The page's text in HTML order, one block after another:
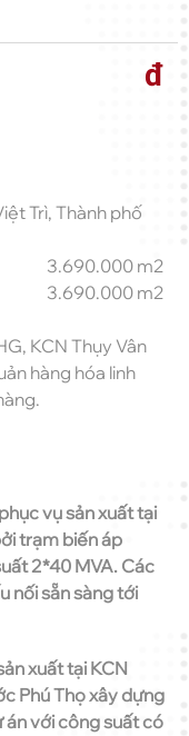
đ
Trì, Thành phố
3.690.000 m2
3.690.000 m2
KCN Thụy Vân
hàng hóa linh
vụ sản xuất tại
trạm biến áp
2*40 MVA. Các
nối sẵn sàng tới
xuất tại KCN
Phú Thọ xây dựng
với công suất có